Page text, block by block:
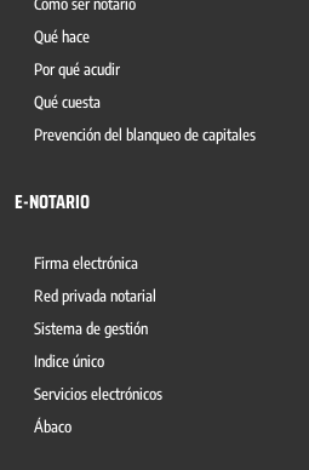
Qué hace
Por qué acudir
Qué cuesta
Prevención del blanqueo de capitales
E-NOTARIO
Firma electrónica
Red privada notarial
Sistema de gestión
Indice único
Servicios electrónicos
Ábaco